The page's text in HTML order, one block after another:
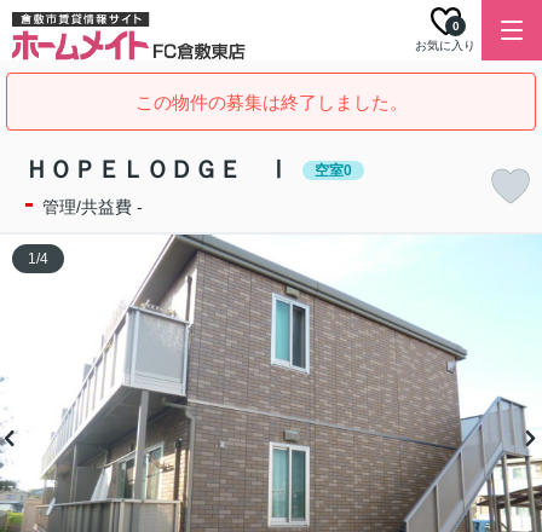
お気に入り
0
この物件の募集は終了しました。
ＨＯＰＥＬＯＤＧＥ Ⅰ 空室0
- 管理/共益費 -
1/4